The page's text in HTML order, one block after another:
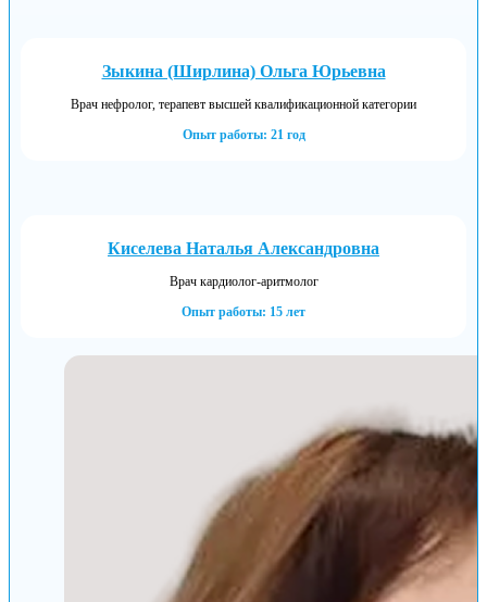
Зыкина (Ширлина) Ольга Юрьевна
Врач нефролог, терапевт высшей квалификационной категории
Опыт работы: 21 год
Киселева Наталья Александровна
Врач кардиолог-аритмолог
Опыт работы: 15 лет